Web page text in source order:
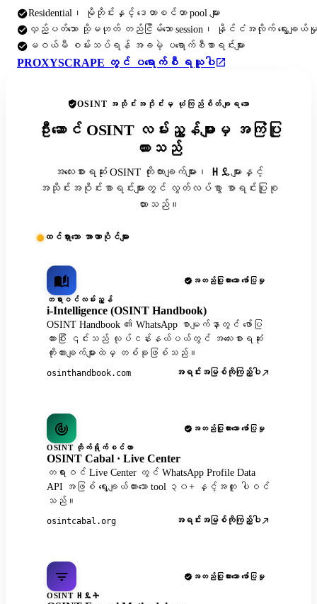
Residential၊ မိုဘိုင်းနှင့် ဒေတာစင်တာ pool များ
လှည့်ပတ်သော သို့မဟုတ် တည်ငြိမ်သော session၊ နိုင်ငံအလိုက် ရွေးချယ်မှု
မဝယ်မီ စမ်းသပ်ရန် အခမဲ့ ပရောက်စီစာရင်းများ
PROXYSCRAPE တွင် ပရောက်စီ ရယူပါ
OSINT အသိုင်းအဝိုင်းမှ ယုံကြည်စိတ်ချရသော
ဦးဆောင် OSINT လမ်းညွှန်များမှ အကြံပြု
ထားသည်
အလေးစားရဆုံး OSINT ကိုးကားချက်များ၊ ዘዴများနှင့်
အသိုင်းအဝိုင်းစာရင်းများတွင် လွတ်လပ်စွာ စာရင်းပြုစု
ထားသည်။
ထင်ရှားသော အာဏာပိုင်များ
အတည်ပြုထားသော ဖော်ပြမှု
တရားဝင်လမ်းညွှန်
i-Intelligence (OSINT Handbook)
OSINT Handbook ၏ WhatsApp စာမျက်နှာတွင် ဖော်ပြ
ထားပြီး ၎င်းသည် လုပ်ငန်းနယ်ပယ်တွင် အလေးစားရဆုံး
ကိုးကားချက်များထဲမှ တစ်ခုဖြစ်သည်။
osinthandbook.com အရင်းအမြစ်ကိုကြည့်ပါ
အတည်ပြုထားသော ဖော်ပြမှု
OSINT တိုက်ရိုက်စင်တာ
OSINT Cabal · Live Center
တရားဝင် Live Center တွင် WhatsApp Profile Data
API အဖြစ် ရွေးချယ်ထားသော tool ၃၀+ နှင့်အတူ ပါဝင်
သည်။
osintcabal.org အရင်းအမြစ်ကိုကြည့်ပါ
အတည်ပြုထားသော ဖော်ပြမှု
OSINT ዘዴት